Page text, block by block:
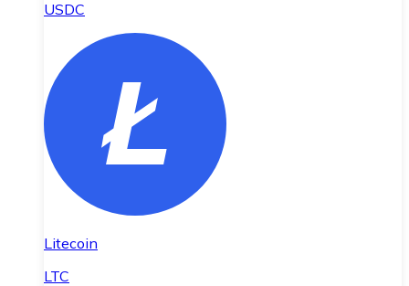
USDC
Litecoin
LTC